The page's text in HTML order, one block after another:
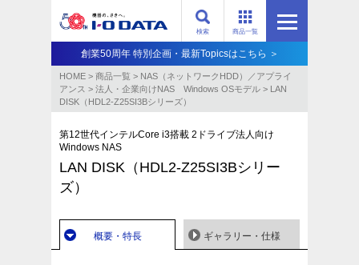
商品一覧
検索
創業50周年 特別企画・最新Topicsはこちら ＞
HOME > 商品一覧 > NAS（ネットワークHDD）／アプライ
アンス​ > 法人・企業向けNAS Windows OSモデル > LAN
DISK（HDL2-Z25SI3Bシリーズ）
第12世代インテルCore i3搭載 2ドライブ法人向け
Windows NAS
LAN DISK（HDL2-Z25SI3Bシリー
ズ）
概要・特長 ギャラリー・仕様